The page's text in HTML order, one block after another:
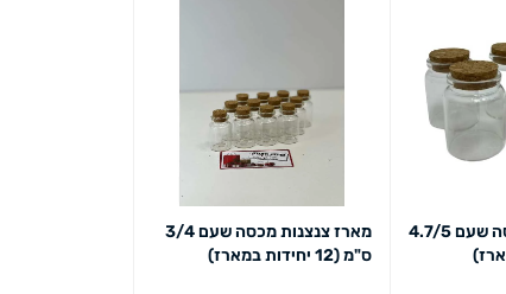
מארז צנצנות מכסה שעם 4.7/5
מארז צנצנות מכסה שעם 3/4
ס"מ (12 יחידות במארז)